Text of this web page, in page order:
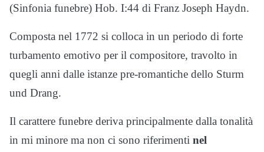
(Sinfonia funebre) Hob. I:44 di Franz Joseph Haydn.
Composta nel 1772 si colloca in un periodo di forte
turbamento emotivo per il compositore, travolto in
quegli anni dalle istanze pre-romantiche dello Sturm
und Drang.
Il carattere funebre deriva principalmente dalla tonalità
in mi minore ma non ci sono riferimenti nel